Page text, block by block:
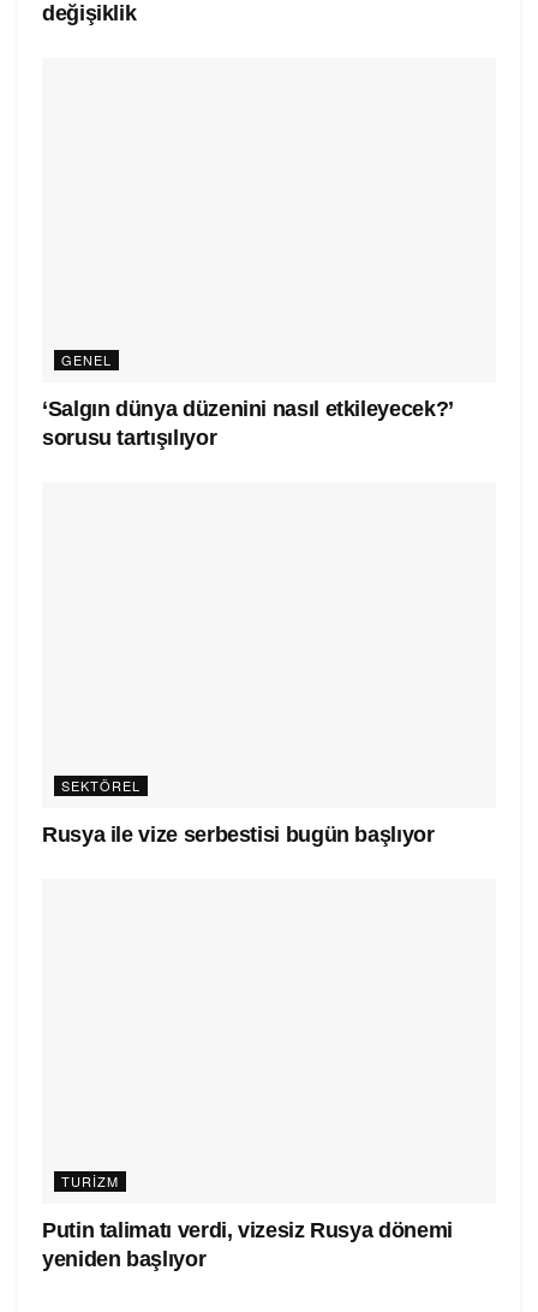
değişiklik
GENEL
‘Salgın dünya düzenini nasıl etkileyecek?’
sorusu tartışılıyor
SEKTÖREL
Rusya ile vize serbestisi bugün başlıyor
TURIZM
Putin talimatı verdi, vizesiz Rusya dönemi
yeniden başlıyor